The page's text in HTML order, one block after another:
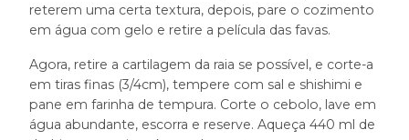
reterem uma certa textura, depois, pare o cozimento
em água com gelo e retire a película das favas.
Agora, retire a cartilagem da raia se possível, e corte-a
em tiras finas (3/4cm), tempere com sal e shishimi e
pane em farinha de tempura. Corte o cebolo, lave em
água abundante, escorra e reserve. Aqueça 440 ml de